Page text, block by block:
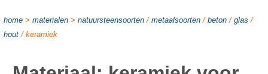
home> materialen> natuursteensoorten/ metaalsoorten/beton/ glas/
hout/ keramiek